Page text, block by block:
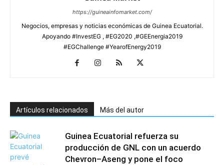
https://guineainfomarket.com/
Negocios, empresas y noticias económicas de Guinea Ecuatorial.
Apoyando #InvestEG , #EG2020 ,#GEEnergia2019
#EGChallenge #YearofEnergy2019
Artículos relacionados Más del autor
Guinea Ecuatorial refuerza su
producción de GNL con un acuerdo
Chevron–Aseng y pone el foco